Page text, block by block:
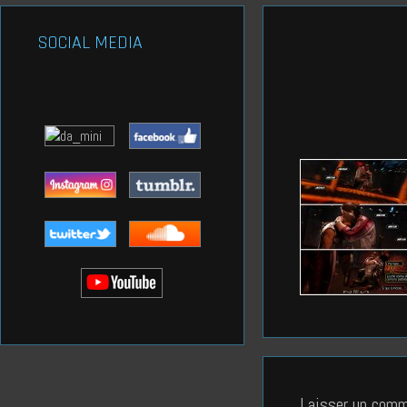
SOCIAL MEDIA